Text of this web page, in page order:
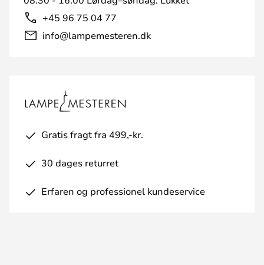
+45 96 75 04 77
info@lampemesteren.dk
Gratis fragt fra 499,-kr.
30 dages returret
Erfaren og professionel kundeservice